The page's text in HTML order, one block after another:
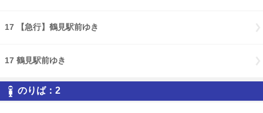
17 【急行】鶴見駅前ゆき
17 鶴見駅前ゆき
のりば：2